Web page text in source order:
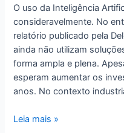
O uso da Inteligência
consideravelmente. No
relatório publicado pela
ainda não utilizam
forma ampla e plena.
esperam aumentar os
anos. No contexto
Leia mais »